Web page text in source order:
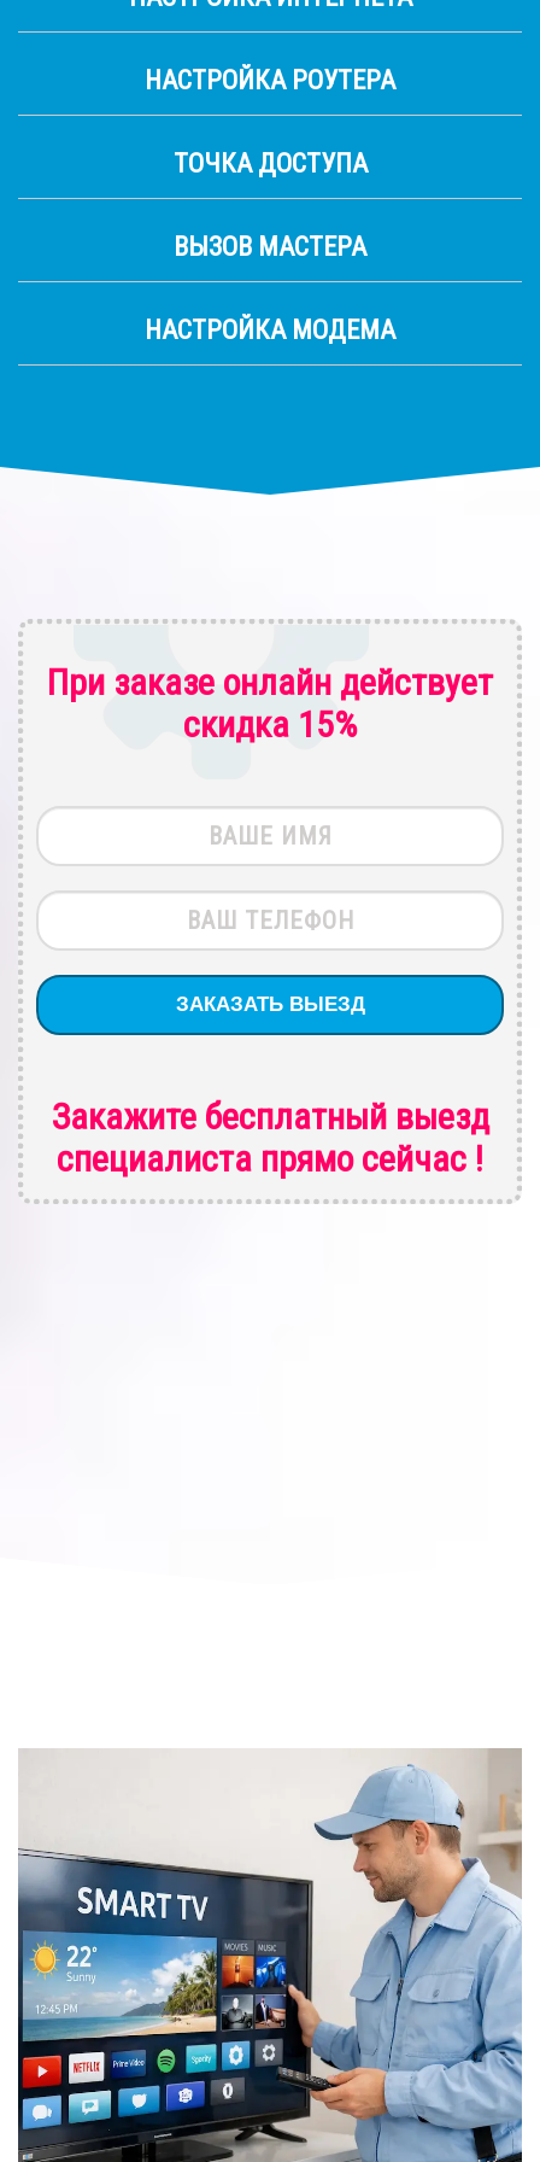
НАСТРОЙКА РОУТЕРА
ТОЧКА ДОСТУПА
ВЫЗОВ МАСТЕРА
НАСТРОЙКА МОДЕМА
При заказе онлайн действует
скидка 15%
Закажите бесплатный выезд
специалиста прямо сейчас !